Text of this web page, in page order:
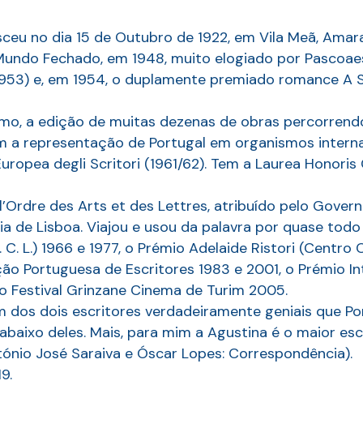
no dia 15 de Outubro de 1922, em Vila Meã,
Fechado, em 1948, muito elogiado por
e, em 1954, o duplamente premiado romance A
a edição de muitas dezenas de obras
a representação de Portugal em organismos
degli Scritori (1961/62). Tem a Laurea
des Arts et des Lettres, atribuído pelo
de Lisboa. Viajou e usou da palavra por quase
L.) 1966 e 1977, o Prémio Adelaide Ristori (Centro
Portuguesa de Escritores 1983 e 2001, o Prémio
Grinzane Cinema de Turim 2005.
dos dois escritores verdadeiramente geniais que
deles. Mais, para mim a Agustina é o maior
José Saraiva e Óscar Lopes: Correspondência).